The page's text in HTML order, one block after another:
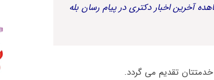
آخرین اخبار دکتری در پیام رسان بله
تقدیم می گردد.